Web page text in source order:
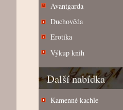
Avantgarda
Duchověda
Erotika
Výkup knih
Další nabídka
Kamenné kachle